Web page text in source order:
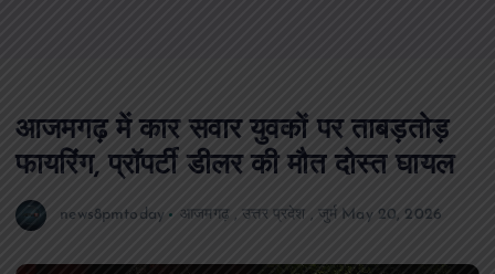
आजमगढ़ में कार सवार युवकों पर ताबड़तोड़
फायरिंग, प्रॉपर्टी डीलर की मौत दोस्त घायल
news8pmtoday आजमगढ़,उत्तर प्रदेश , जुर्म May 20, 2026